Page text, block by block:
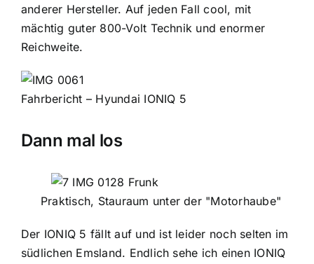
anderer Hersteller. Auf jeden Fall cool, mit
mächtig guter 800-Volt Technik und enormer
Reichweite.
Fahrbericht – Hyundai IONIQ 5
Dann mal los
Praktisch, Stauraum unter der "Motorhaube"
Der IONIQ 5 fällt auf und ist leider noch selten im
südlichen Emsland. Endlich sehe ich einen IONIQ